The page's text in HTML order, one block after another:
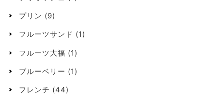
プリン (9)
フルーツサンド (1)
フルーツ大福 (1)
ブルーベリー (1)
フレンチ (44)